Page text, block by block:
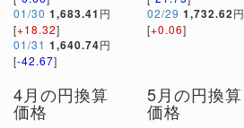
01/30 1,683.41 円
[+18.32]
01/31 1,640.74円
[-42.67]
02/29 1,732.62円
[+0.06]
4月の円換算
価格
5月の円換算
価格